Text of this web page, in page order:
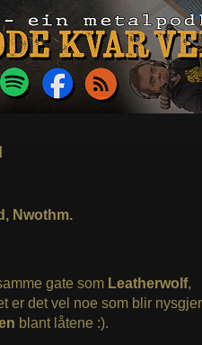
Nwothm.
gate som Leatherwolf,
er det vel noe som blir
blant låtene :).